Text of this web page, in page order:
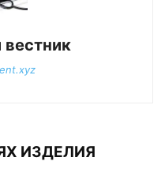
вестник
ИЗДЕЛИЯ